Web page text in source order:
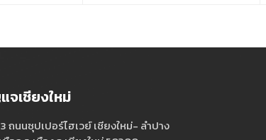
เชียงใหม่
ถนนซุปเปอร์ไฮเวย์ เชียงใหม่- ลำปาง